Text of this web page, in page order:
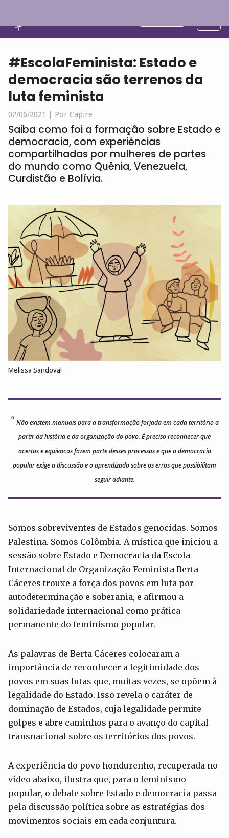
#EscolaFeminista: Estado e
democracia são terrenos da
luta feminista
02/06/2021 | Por Capire
Saiba como foi a formação sobre Estado e
democracia, com experiências
compartilhadas por mulheres de partes
do mundo como Quênia, Venezuela,
Curdistão e Bolívia.
Melissa Sandoval
Não existem manuais para a transformação forjada em cada território a
partir da história e da organização do povo. É preciso reconhecer que
acertos e equívocos fazem parte desses processos e que a democracia
popular exige a discussão e o aprendizado sobre os erros que possibilitam
seguir adiante.
Somos sobreviventes de Estados genocidas. Somos
Palestina. Somos Colômbia. A mística que iniciou a
sessão sobre Estado e Democracia da Escola
Internacional de Organização Feminista Berta
Cáceres trouxe a força dos povos em luta por
autodeterminação e soberania, e afirmou a
solidariedade internacional como prática
permanente do feminismo popular.
As palavras de Berta Cáceres colocaram a
importância de reconhecer a legitimidade dos
povos em suas lutas que, muitas vezes, se opõem à
legalidade do Estado. Isso revela o caráter de
dominação de Estados, cuja legalidade permite
golpes e abre caminhos para o avanço do capital
transnacional sobre os territórios dos povos.
A experiência do povo hondurenho, recuperada no
vídeo abaixo, ilustra que, para o feminismo
popular, o debate sobre Estado e democracia passa
pela discussão política sobre as estratégias dos
movimentos sociais em cada conjuntura.